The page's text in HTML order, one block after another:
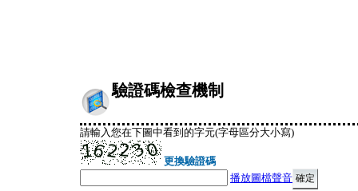
驗證碼檢查機制
請輸入您在下圖中看到的字元(字母區分大小寫)
更換驗證碼
播放圖檔聲音